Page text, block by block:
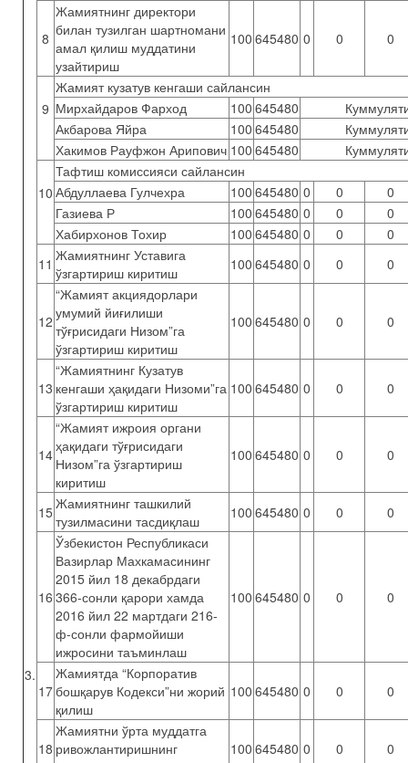
3.
8
Жамиятнинг директори
билан тузилган шартномани
амал қилиш муддатини
узайтириш
100 645480 0 0 0
9
Жамият кузатув кенгаши сайлансин
Мирхайдаров Фарход
100 645480
Акбарова Яйра
100 645480
Хакимов Рауфжон Арипович 100 645480
10
Тафтиш комиссияси сайлансин
Абдуллаева Гулчехра
100 645480 0 0
0
Газиева Р
100 645480 0 0
0
Хабирхонов Тохир
100 645480 0 0
0
11 Жамиятнинг Уставига
ўзгартириш киритиш
100 645480 0 0 0
12
“Жамият акциядорлари
умумий йиғилиши
тўғрисидаги Низом”га
ўзгартириш киритиш
100 645480 0 0 0
13
“Жамиятнинг Кузатув
кенгаши ҳақидаги Низоми”га
ўзгартириш киритиш
100 645480 0 0 0
14
“Жамият ижроия органи
ҳақидаги тўғрисидаги
Низом”га ўзгартириш
киритиш
100 645480 0 0 0
15Жамиятнинг ташкилий
тузилмасини тасдиқлаш
100 645480 0 0 0
16
Ўзбекистон Республикаси
Вазирлар Махкамасининг
2015 йил 18 декабрдаги
366-сонли қарори хамда
2016 йил 22 мартдаги 216-
ф-сонли фармойиши
ижросини таъминлаш
100 645480 0 0 0
17
Жамиятда “Корпоратив
бошқарув Кодекси”ни жорий
қилиш
100 645480 0 0 0
18
Жамиятни ўрта муддатга
ривожлантиришнинг
100 645480 0 0 0